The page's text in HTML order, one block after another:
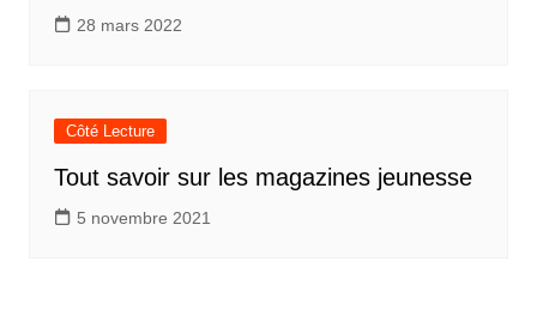
28 mars 2022
Côté Lecture
Tout savoir sur les magazines jeunesse
5 novembre 2021